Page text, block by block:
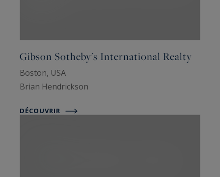
Gibson Sotheby's International Realty
Boston, USA
Brian Hendrickson
DÉCOUVRIR